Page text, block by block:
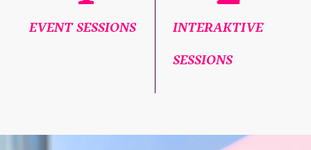
EVENT SESSIONS INTERAKTIVE
SESSIONS